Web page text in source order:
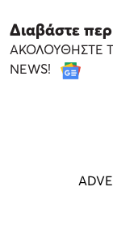
Διαβάστε
ΑΚΟΛΟΥΘΗΣΤΕ
NEWS!